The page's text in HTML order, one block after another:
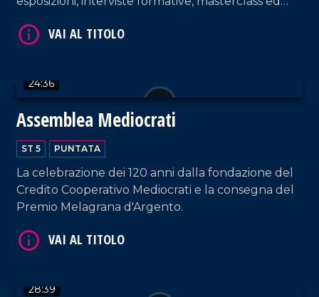
24:36
Assemblea Mediocrati
ST 5 PUNTATA
La celebrazione dei 120 anni dalla fondazione del
Credito Cooperativo Mediocrati e la consegna del
Premio Melagrana d'Argento.
28:39
VAI AL TITOLO